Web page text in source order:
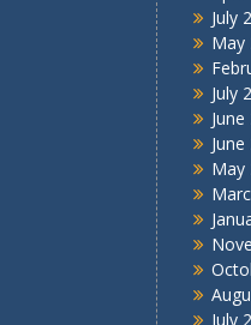
July
May
July
June
May
July